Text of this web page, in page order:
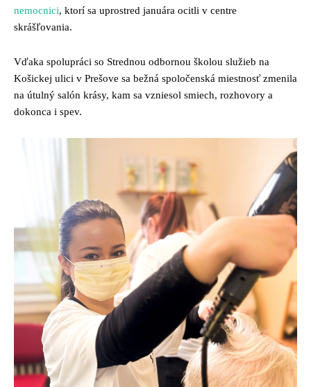
nemocnici, ktorí sa uprostred januára ocitli v centre
skrášľovania.
Vďaka spolupráci so Strednou odbornou školou služieb na
Košickej ulici v Prešove sa bežná spoločenská miestnosť zmenila
na útulný salón krásy, kam sa vzniesol smiech, rozhovory a
dokonca i spev.